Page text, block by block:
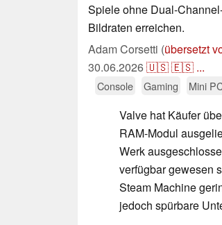
Spiele ohne Dual-
Bildraten erreichen.
Adam Corsetti (übersetzt
30.06.2026🇺🇸🇪🇸 ...
Console Gaming Mini
Valve hat Käufer
RAM-Modul
Werk
verfügbar gewesen
Steam Machine
jedoch spürbare